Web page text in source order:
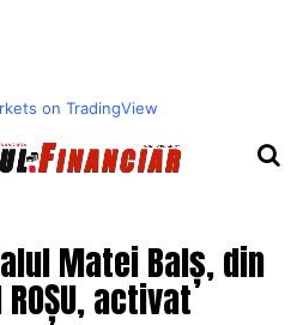
on TradingView
Matei Balș, din
activat